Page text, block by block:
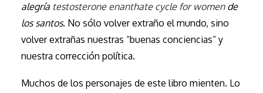
alegría testosterone enanthate cycle for womende
los santos. No sólo volver extraño el mundo, sino
volver extrañas nuestras “buenas conciencias” y
nuestra corrección política.
Muchos de los personajes de este libro mienten. Lo